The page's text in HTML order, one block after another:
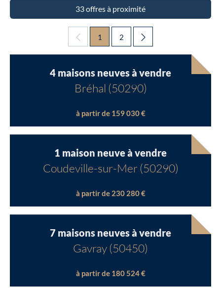
33 offres à proximité
1 2
4 maisons neuves à vendre
Bréhal (50290)
à partir de 159 030 €
1 maison neuve à vendre
Coudeville-sur-Mer (50290)
à partir de 230 280 €
7 maisons neuves à vendre
Gavray (50450)
à partir de 180 524 €